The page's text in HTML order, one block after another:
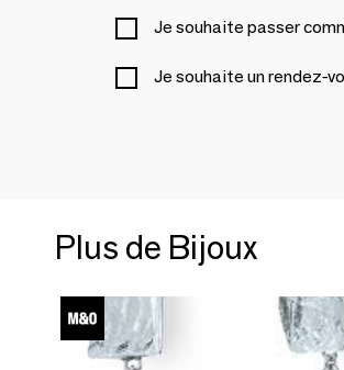
Je souhaite passer
Je souhaite un rendez-
Plus de Bijoux